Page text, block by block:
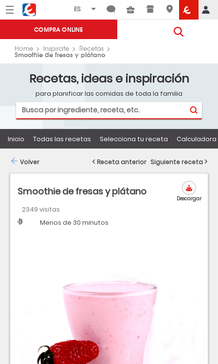
Menú Eroski
COMPRA ONLINE
Home Inspirate Recetas
Smoothie de fresas y plátano
Recetas, ideas e inspiración
para planificar las comidas de toda la familia
Inicio Todas las recetas Selecciona tu receta
Smoothie de fresas y plátano
2349 visitas
Dificultad
Tiempo Menos de 30 minutos
Descargar
Volver Receta anterior Siguiente receta